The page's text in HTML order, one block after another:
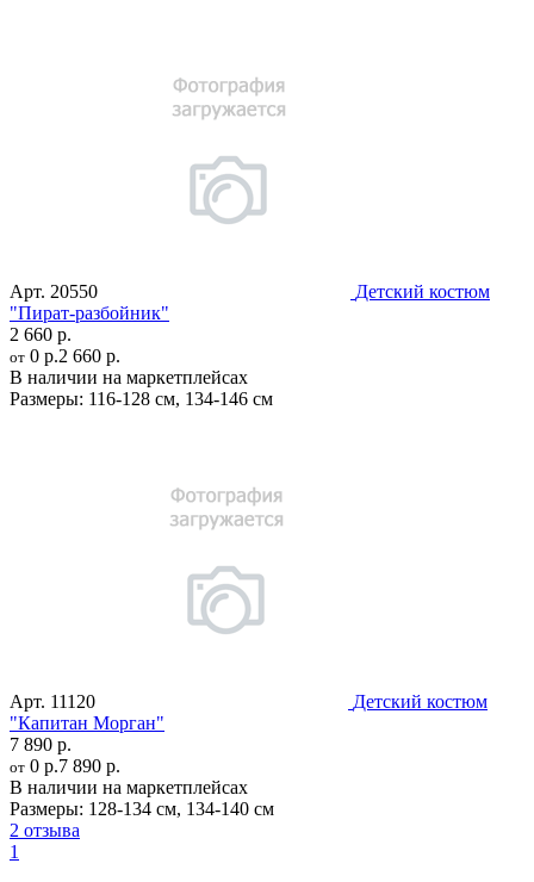
Арт. 20550
Детский костюм
"Пират-разбойник"
2 660 р.
от 0 р.2 660 р.
В наличии на маркетплейсах
Размеры: 116-128 см, 134-146 см
Арт. 11120
Детский костюм
"Капитан Морган"
7 890 р.
от 0 р.7 890 р.
В наличии на маркетплейсах
Размеры: 128-134 см, 134-140 см
2 отзыва
1